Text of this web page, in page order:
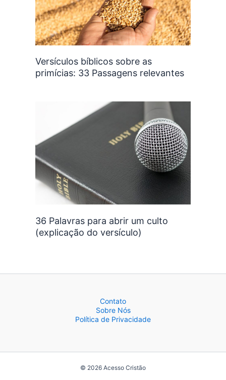
Versículos bíblicos sobre as
primícias: 33 Passagens relevantes
36 Palavras para abrir um culto
(explicação do versículo)
Contato
Sobre Nós
Política de Privacidade
© 2026 Acesso Cristão